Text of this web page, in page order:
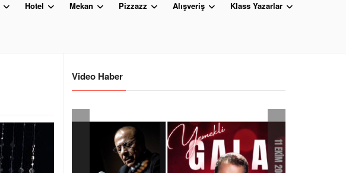
Hotel Mekan Pizzazz Alışveriş Klass Yazarlar
Video Haber